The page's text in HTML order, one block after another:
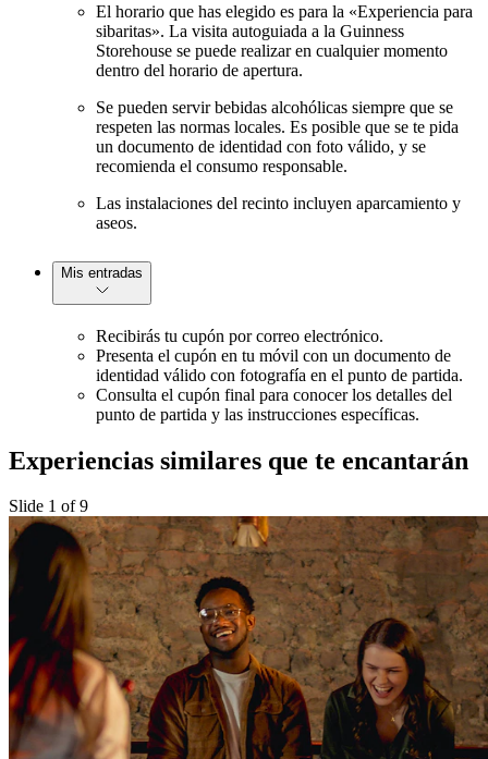
El horario que has elegido es para la «Experiencia para
sibaritas». La visita autoguiada a la Guinness
Storehouse se puede realizar en cualquier momento
dentro del horario de apertura.
Se pueden servir bebidas alcohólicas siempre que se
respeten las normas locales. Es posible que se te pida
un documento de identidad con foto válido, y se
recomienda el consumo responsable.
Las instalaciones del recinto incluyen aparcamiento y
aseos.
Mis entradas
Recibirás tu cupón por correo electrónico.
Presenta el cupón en tu móvil con un documento de
identidad válido con fotografía en el punto de partida.
Consulta el cupón final para conocer los detalles del
punto de partida y las instrucciones específicas.
Experiencias similares que te encantarán
Slide 1 of 9